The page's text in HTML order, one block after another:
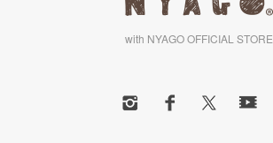
with NYAGO OFFICIAL STORE